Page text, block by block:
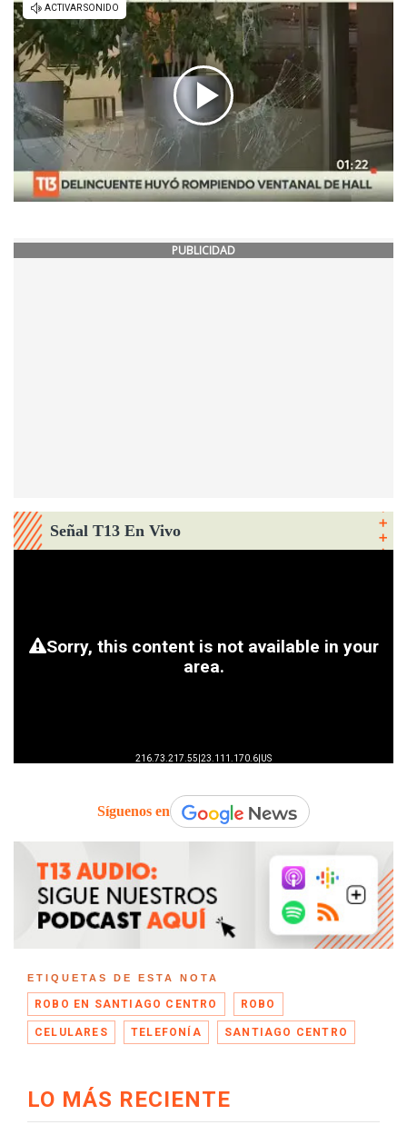
PUBLICIDAD
Señal T13 En Vivo
Síguenos en
ETIQUETAS DE ESTA NOTA
ROBO EN SANTIAGO CENTRO ROBO
CELULARES TELEFONÍA SANTIAGO CENTRO
LO MÁS RECIENTE